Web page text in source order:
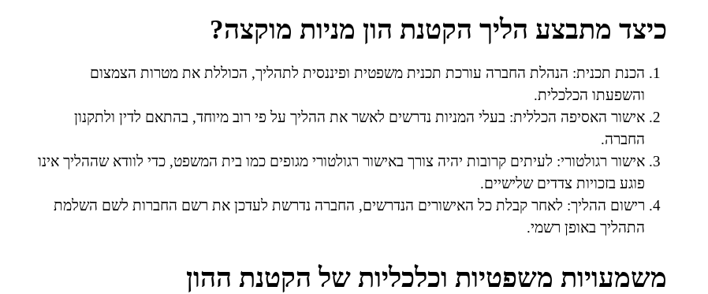
כיצד מתבצע הליך הקטנת הון מניות מוקצה?
הכנת תכנית: הנהלת החברה עורכת תכנית משפטית ופיננסית לתהליך, הכוללת את מטרות הצמצום
והשפעתו הכלכלית.
אישור האסיפה הכללית: בעלי המניות נדרשים לאשר את ההליך על פי רוב מיוחד, בהתאם לדין ולתקנון
החברה.
אישור רגולטורי: לעיתים קרובות יהיה צורך באישור רגולטורי מגופים כמו בית המשפט, כדי לוודא שההליך אינו
פוגע בזכויות צדדים שלישיים.
רישום ההליך: לאחר קבלת כל האישורים הנדרשים, החברה נדרשת לעדכן את רשם החברות לשם השלמת
התהליך באופן רשמי.
משמעויות משפטיות וכלכליות של הקטנת ההון